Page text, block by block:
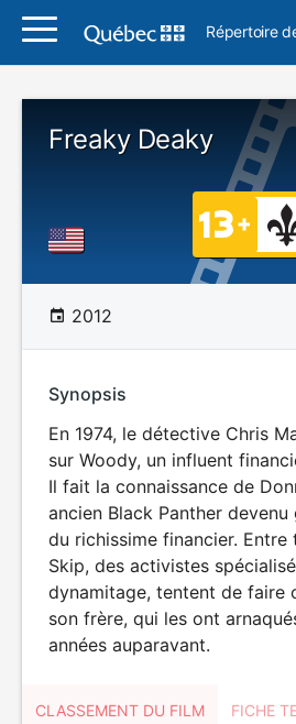
Répertoire
Freaky Deaky
2012
Synopsis
En 1974, le détective Chris
sur Woody, un influent
Il fait la connaissance de
ancien Black Panther
du richissime financier. Entre
Skip, des activistes
dynamitage, tentent de faire
son frère, qui les ont
années auparavant.
CLASSEMENT DU FILM FICHE